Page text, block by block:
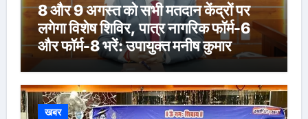
8 और 9 अगस्त को सभी मतदान केंद्रों पर
लगेगा विशेष शिविर, पात्र नागरिक फॉर्म-6
और फॉर्म-8 भरें: उपायुक्त मनीष कुमार
खबर